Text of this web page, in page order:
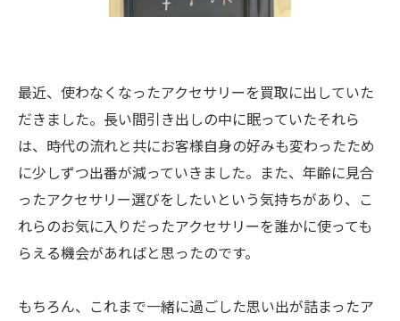
最近、使わなくなったアクセサリーを買取に出していた
だきました。長い間引き出しの中に眠っていたそれら
は、時代の流れと共にお客様自身の好みも変わったため
に少しずつ出番が減っていきました。また、年齢に見合
ったアクセサリー選びをしたいという気持ちがあり、こ
れらのお気に入りだったアクセサリーを誰かに使っても
らえる機会があればと思ったのです。
もちろん、これまで一緒に過ごした思い出が詰まったア